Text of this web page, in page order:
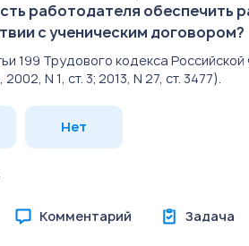
работодателя обеспечить
с ученическим договором?
199 Трудового кодекса
N 1, ст. 3; 2013, N 27, ст. 3477).
Нет
Комментарий Задача